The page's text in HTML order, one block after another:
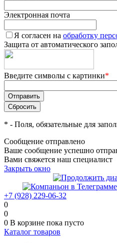
Электронная почта
Я согласен на обработку
Защита от автоматического
Введите символы с картинки*
* - Поля, обязательные для
Сообщение отправлено
Ваше сообщение успешно
Вами свяжется наш специалист
Закрыть окно
+7 (928) 229-06-32
0
0
0 В корзине пока пусто
Каталог товаров